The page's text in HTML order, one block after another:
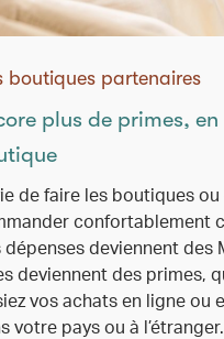
boutiques partenaires
plus de primes,
de faire les boutiques ou
confortablement
dépenses deviennent des
deviennent des primes,
vos achats en ligne ou
votre pays ou à l’étranger.